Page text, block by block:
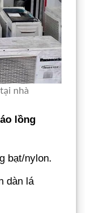
nhà
lồng
bạt/nylon.
dàn lá